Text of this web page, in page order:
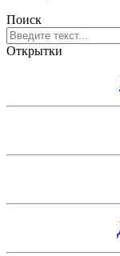
Поиск
Открытки